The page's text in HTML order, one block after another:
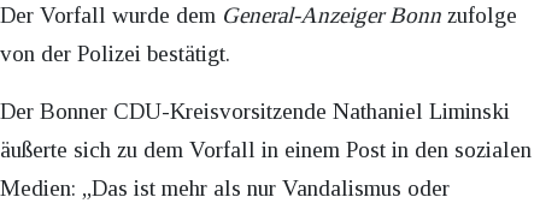
Der Vorfall wurde dem General-Anzeiger Bonn zufolge
von der Polizei bestätigt.
Der Bonner CDU-Kreisvorsitzende Nathaniel Liminski
äußerte sich zu dem Vorfall in einem Post in den sozialen
Medien: „Das ist mehr als nur Vandalismus oder